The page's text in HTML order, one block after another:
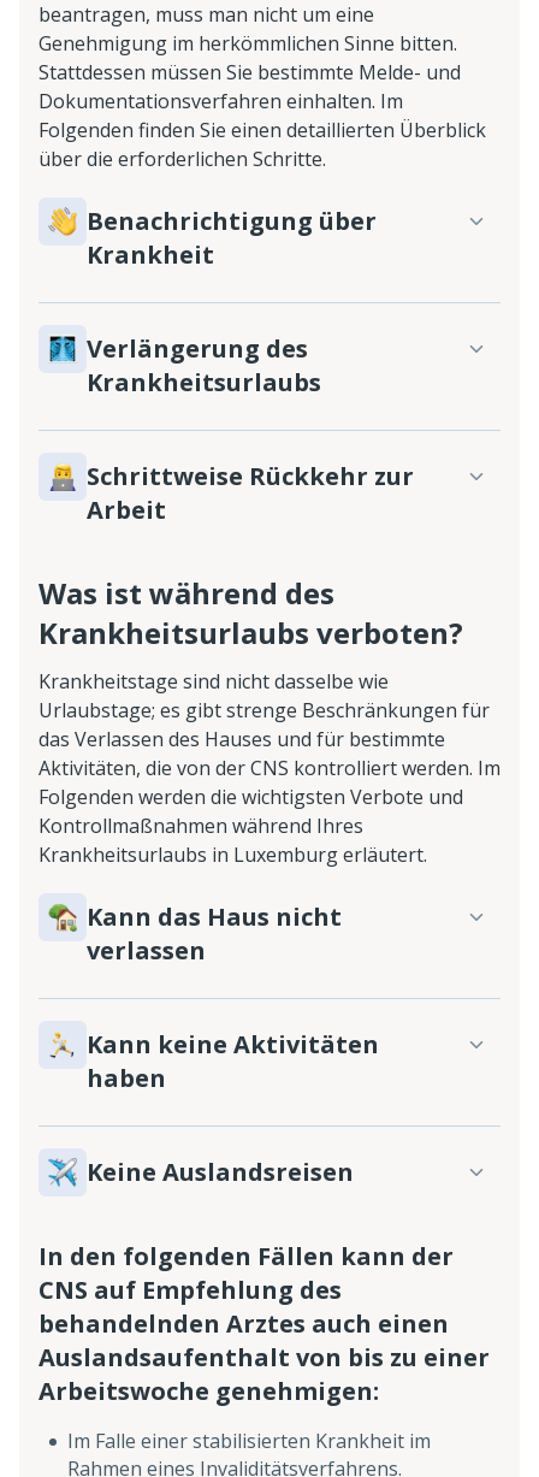
beantragen, muss man nicht um eine
Genehmigung im herkömmlichen Sinne bitten.
Stattdessen müssen Sie bestimmte Melde- und
Dokumentationsverfahren einhalten. Im
Folgenden finden Sie einen detaillierten Überblick
über die erforderlichen Schritte.
Benachrichtigung über
Krankheit
Verlängerung des
Krankheitsurlaubs
Schrittweise Rückkehr zur
Arbeit
Was ist während des
Krankheitsurlaubs verboten?
Krankheitstage sind nicht dasselbe wie
Urlaubstage; es gibt strenge Beschränkungen für
das Verlassen des Hauses und für bestimmte
Aktivitäten, die von der CNS kontrolliert werden. Im
Folgenden werden die wichtigsten Verbote und
Kontrollmaßnahmen während Ihres
Krankheitsurlaubs in Luxemburg erläutert.
Kann das Haus nicht
verlassen
Kann keine Aktivitäten
haben
Keine Auslandsreisen
In den folgenden Fällen kann der
CNS auf Empfehlung des
behandelnden Arztes auch einen
Auslandsaufenthalt von bis zu einer
Arbeitswoche genehmigen:
Im Falle einer stabilisierten Krankheit im
Rahmen eines Invaliditätsverfahrens.